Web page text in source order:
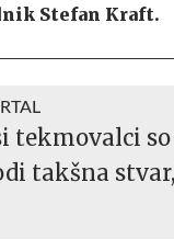
Stefan Kraft.
tekmovalci
takšna